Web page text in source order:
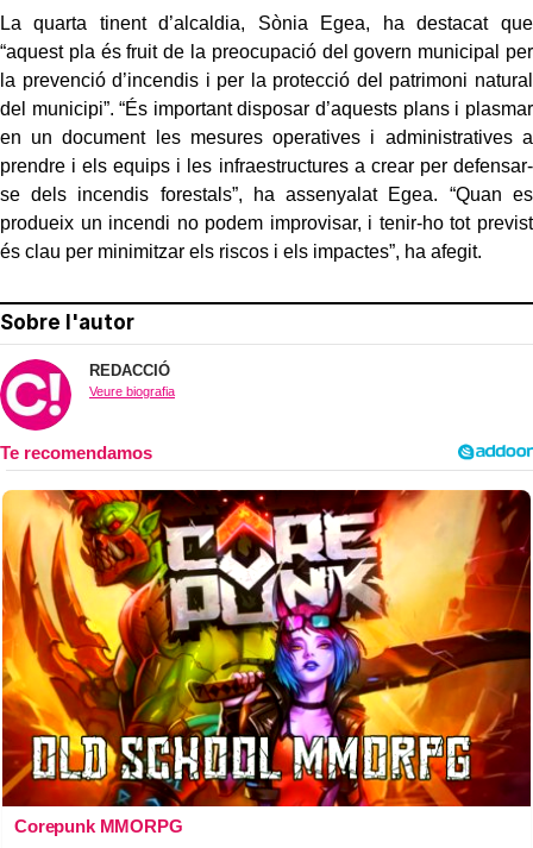
La quarta tinent d’alcaldia, Sònia Egea, ha destacat que
“aquest pla és fruit de la preocupació del govern municipal per
la prevenció d’incendis i per la protecció del patrimoni natural
del municipi”. “És important disposar d’aquests plans i plasmar
en un document les mesures operatives i administratives a
prendre i els equips i les infraestructures a crear per defensar-
se dels incendis forestals”, ha assenyalat Egea. “Quan es
produeix un incendi no podem improvisar, i tenir-ho tot previst
és clau per minimitzar els riscos i els impactes”, ha afegit.
Sobre l'autor
REDACCIÓ
Veure biografia
Corepunk MMORPG